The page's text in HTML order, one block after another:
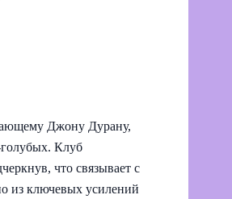
Джону Дурану,
голубых. Клуб
что связывает с
из ключевых усилений